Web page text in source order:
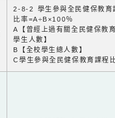
2-8-2 學生參與全民健保教育
比率=A÷B×100％
A【曾經上過有關全民健保教
學生人數】
B【全校學生總人數】
C學生參與全民健保教育課程